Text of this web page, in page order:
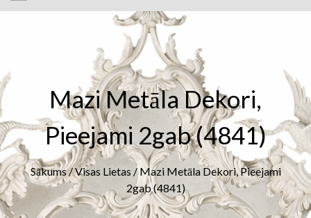
Mazi Metāla Dekori,
Pieejami 2gab (4841)
Sākums/Visas Lietas / Mazi Metāla Dekori, Pieejami
2gab (4841)